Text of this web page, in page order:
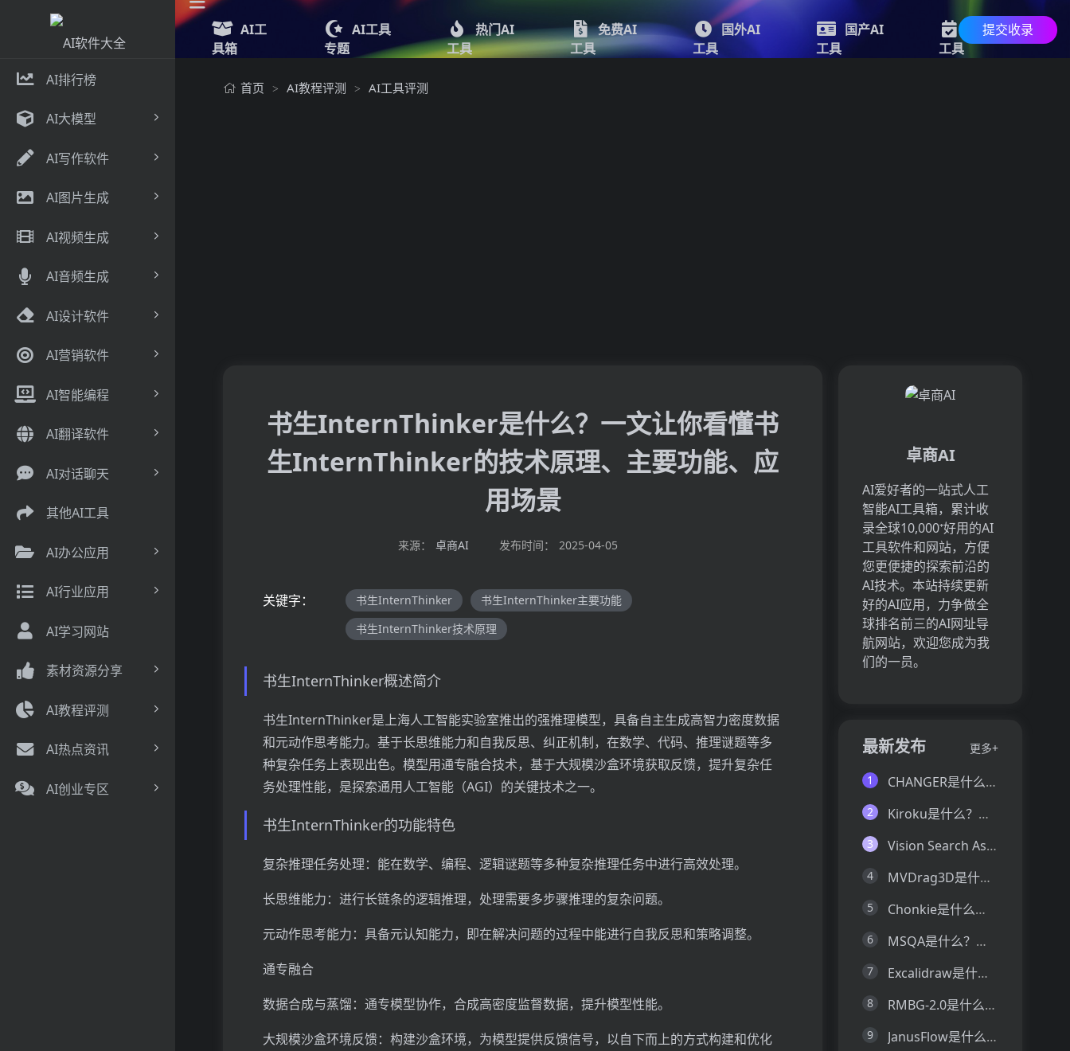
AI排行榜
AI大模型
AI写作软件
AI图片生成
AI视频生成
AI音频生成
AI设计软件
AI营销软件
AI智能编程
AI翻译软件
AI对话聊天
其他AI工具
AI办公应用
AI行业应用
AI学习网站
素材资源分享
AI教程评测
AI热点资讯
AI创业专区
AI工
具箱
AI工具
专题
热门AI
工具
免费AI
工具
国外AI
工具
国产AI
工具
最新AI
工具
提交收录
首页 > AI教程评测 > AI工具评测
书生InternThinker是什么？一文让你看懂书
生InternThinker的技术原理、主要功能、应
用场景
来源： 卓商AI 发布时间： 2025-04-05
关键字： 书生InternThinker
书生InternThinker主要功能
书生InternThinker技术原理
书生InternThinker概述简介
书生InternThinker是上海人工智能实验室推出的强推理模型，具备自主生成高智力密度数据
和元动作思考能力。基于长思维能力和自我反思、纠正机制，在数学、代码、推理谜题等多
种复杂任务上表现出色。模型用通专融合技术，基于大规模沙盒环境获取反馈，提升复杂任
务处理性能，是探索通用人工智能（AGI）的关键技术之一。
书生InternThinker的功能特色
复杂推理任务处理：能在数学、编程、逻辑谜题等多种复杂推理任务中进行高效处理。
长思维能力：进行长链条的逻辑推理，处理需要多步骤推理的复杂问题。
元动作思考能力：具备元认知能力，即在解决问题的过程中能进行自我反思和策略调整。
通专融合
数据合成与蒸馏：通专模型协作，合成高密度监督数据，提升模型性能。
大规模沙盒环境反馈：构建沙盒环境，为模型提供反馈信号，以自下而上的方式构建和优化
卓商AI
AI爱好者的一站式人工
智能AI工具箱，累计收
录全球10,000⁺好用的AI
工具软件和网站，方便
您更便捷的探索前沿的
AI技术。本站持续更新
好的AI应用，力争做全
球排名前三的AI网址导
航网站，欢迎您成为我
们的一员。
最新发布 更多+
1 CHANGER是什么？一文让你看懂CHANGER的技术原理、主要功能、应用场景
2 Kiroku是什么？一文让你看懂Kiroku的技术原理、主要功能、应用场景
3 Vision Search Assistant是什么？一文让你看懂Vision Search Assistant的技术原理、主要功能、应用场景
4 MVDrag3D是什么？一文让你看懂MVDrag3D的技术原理、主要功能、应用场景
5 Chonkie是什么？一文让你看懂Chonkie的技术原理、主要功能、应用场景
6 MSQA是什么？一文让你看懂MSQA的技术原理、主要功能、应用场景
7 Excalidraw是什么？一文让你看懂Excalidraw的技术原理、主要功能、应用场景
8 RMBG-2.0是什么？一文让你看懂RMBG-2.0的技术原理、主要功能、应用场景
9 JanusFlow是什么？一文让你看懂JanusFlow的技术原理、主要功能、应用场景